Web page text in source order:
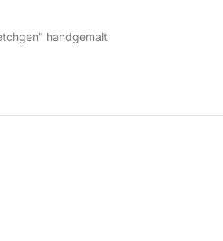
handgemalt